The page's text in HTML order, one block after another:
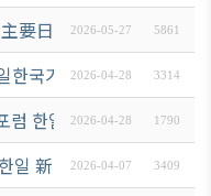
要日程2026-05-27 5861
한국기업 “온라인 잡페어”
2026-04-28 3314
한일특별세션 관련 안내
2026-04-28 1790
일 新경제협력 세미나
2026-04-07 3409